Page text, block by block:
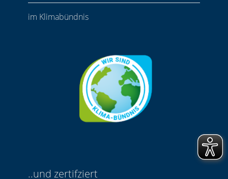
im Klimabündnis
..und zertifziert